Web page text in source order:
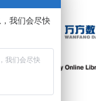
我们会尽快